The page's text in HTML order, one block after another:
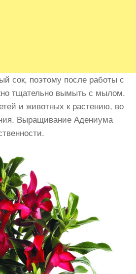
сок, поэтому после работы с
тщательно вымыть с мылом.
и животных к растению, во
Выращивание Адениума